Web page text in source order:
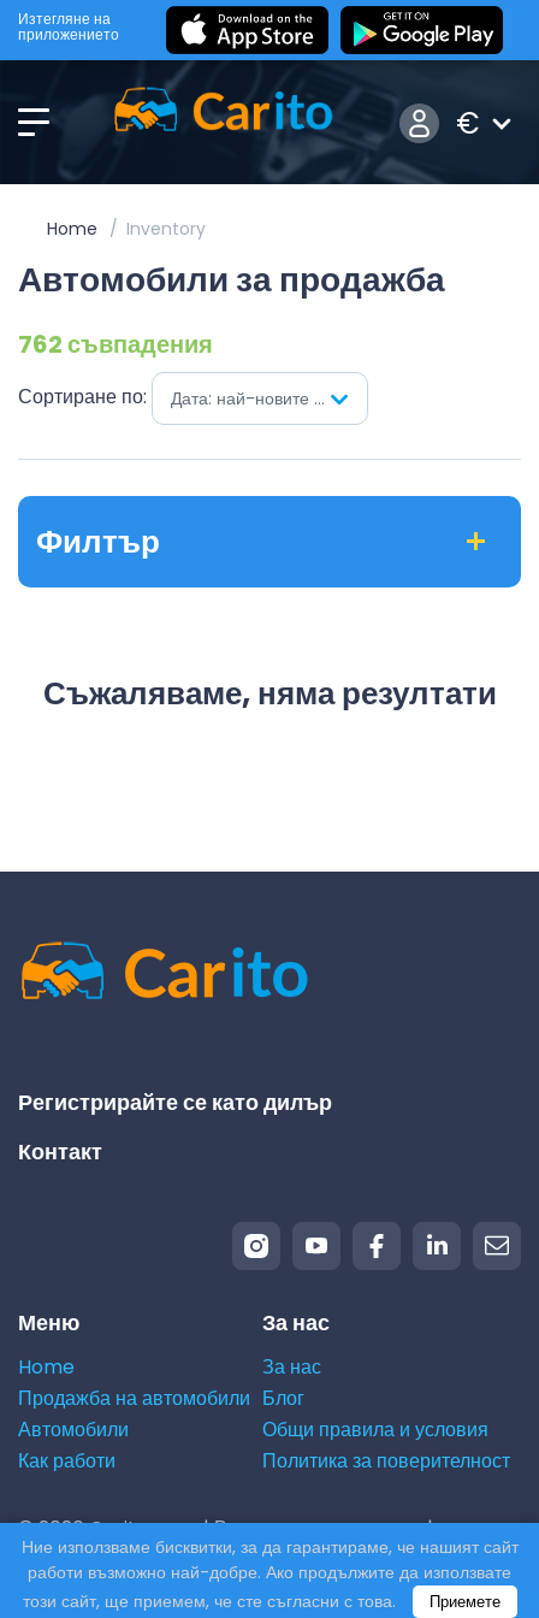
Изтегляне на
приложението
€
Home Inventory
Автомобили за продажба
762 съвпадения
Сортиране по: Дата: най-новите на първо място
Филтър
Съжаляваме, няма резултати
Регистрирайте се като дилър
Контакт
Меню
Home
Продажба на автомобили
Автомобили
Как работи
За нас
За нас
Блог
Общи правила и условия
Политика за поверителност
© 2026 Carito.com. | Всички права запазени |
Купуваме вашия автомобил на най-добрата цена! |
Powered by
CodiCo.io
Ние използваме бисквитки, за да гарантираме, че нашият сайт
работи възможно най-добре. Ако продължите да използвате
този сайт, ще приемем, че сте съгласни с това.
Приемете